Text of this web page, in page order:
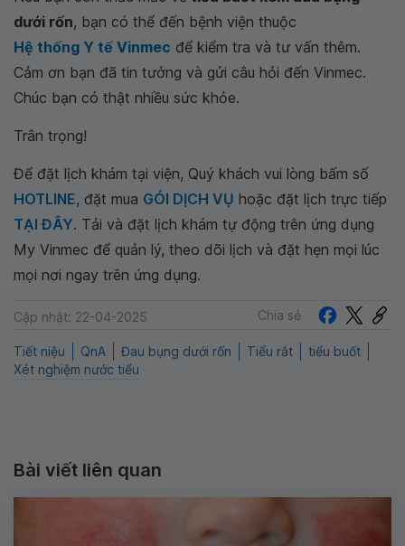
dưới rốn, bạn có thể đến bệnh viện thuộc
Hệ thống Y tế Vinmec để kiểm tra và tư vấn thêm.
Cảm ơn bạn đã tin tưởng và gửi câu hỏi đến Vinmec.
Chúc bạn có thật nhiều sức khỏe.
Trân trọng!
Để đặt lịch khám tại viện, Quý khách vui lòng bấm số
HOTLINE, đặt mua GÓI DỊCH VỤ hoặc đặt lịch trực tiếp
TẠI ĐÂY. Tải và đặt lịch khám tự động trên ứng dụng
My Vinmec để quản lý, theo dõi lịch và đặt hẹn mọi lúc
mọi nơi ngay trên ứng dụng.
Cập nhật: 22-04-2025 Chia sẻ
Tiết niệu QnA Đau bụng dưới rốn Tiểu rắt
tiểu buốt
Xét nghiệm nước tiểu
Bài viết liên quan